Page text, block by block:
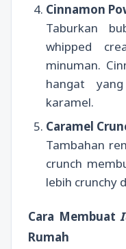
Cinnamon
Taburkan
whipped
minuman.
hangat
karamel.
Caramel
Tambahan
crunch
lebih crunchy
Cara Membuat
Rumah